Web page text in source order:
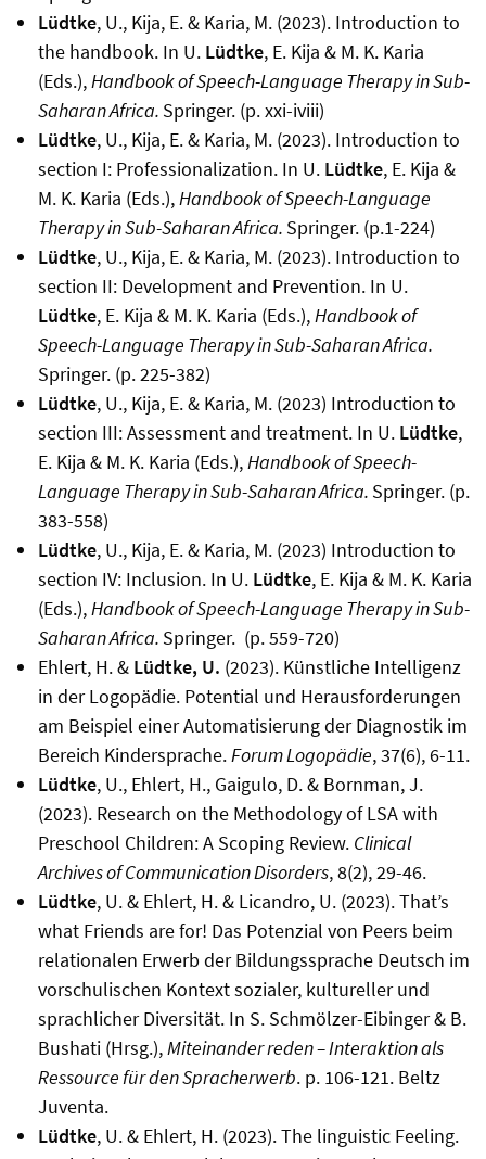
Lüdtke, U., Kija, E. & Karia, M. (2023). Introduction to
the handbook. In U. Lüdtke, E. Kija & M. K. Karia
(Eds.),Handbook of Speech-Language Therapy in Sub-
Saharan Africa. Springer. (p. xxi-iviii)
Lüdtke, U., Kija, E. & Karia, M. (2023). Introduction to
section I: Professionalization. In U. Lüdtke, E. Kija &
M. K. Karia (Eds.),Handbook of Speech-Language
Therapy in Sub-Saharan Africa. Springer. (p.1-224)
Lüdtke, U., Kija, E. & Karia, M. (2023). Introduction to
section II: Development and Prevention. In U.
Lüdtke, E. Kija & M. K. Karia (Eds.),Handbook of
Speech-Language Therapy in Sub-Saharan Africa.
Springer. (p. 225-382)
Lüdtke, U., Kija, E. & Karia, M. (2023) Introduction to
section III: Assessment and treatment. In U. Lüdtke,
E. Kija & M. K. Karia (Eds.),Handbook of Speech-
Language Therapy in Sub-Saharan Africa. Springer. (p.
383-558)
Lüdtke, U., Kija, E. & Karia, M. (2023) Introduction to
section IV: Inclusion. In U. Lüdtke, E. Kija & M. K. Karia
(Eds.),Handbook of Speech-Language Therapy in Sub-
Saharan Africa. Springer. (p. 559-720)
Ehlert, H. & Lüdtke, U. (2023). Künstliche Intelligenz
in der Logopädie. Potential und Herausforderungen
am Beispiel einer Automatisierung der Diagnostik im
Bereich Kindersprache.Forum Logopädie, 37(6), 6-11.
Lüdtke, U., Ehlert, H., Gaigulo, D. & Bornman, J.
(2023). Research on the Methodology of LSA with
Preschool Children: A Scoping Review. Clinical
Archives of Communication Disorders,8(2), 29-46.
Lüdtke, U. & Ehlert, H. & Licandro, U. (2023). That’s
what Friends are for! Das Potenzial von Peers beim
relationalen Erwerb der Bildungssprache Deutsch im
vorschulischen Kontext sozialer, kultureller und
sprachlicher Diversität. In S. Schmölzer-Eibinger & B.
Bushati (Hrsg.),Miteinander reden – Interaktion als
Ressource für den Spracherwerb. p. 106-121. Beltz
Juventa.
Lüdtke, U. & Ehlert, H. (2023). The linguistic Feeling.